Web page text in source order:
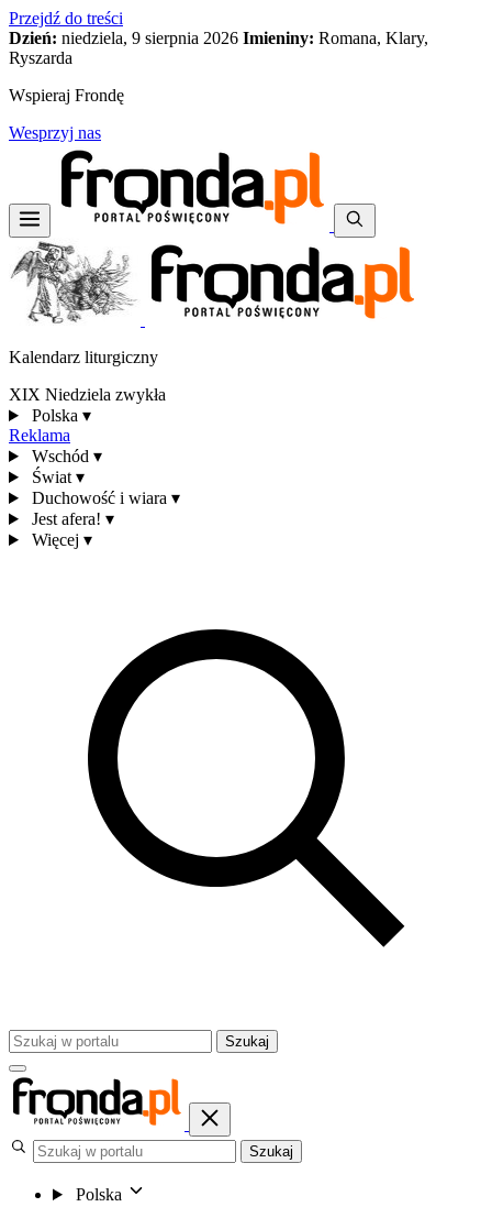
Przejdź do treści
Dzień: niedziela, 9 sierpnia 2026 Imieniny: Romana, Klary,
Ryszarda
Wspieraj Frondę
Wesprzyj nas
Kalendarz liturgiczny
XIX Niedziela zwykła
Polska ▾
Reklama
Wschód ▾
Świat ▾
Duchowość i wiara ▾
Jest afera! ▾
Więcej ▾
Szukaj
Szukaj
Polska